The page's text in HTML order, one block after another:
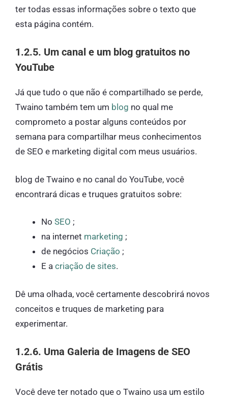
ter todas essas informações sobre o texto que
esta página contém.
1.2.5. Um canal e um blog gratuitos no
YouTube
Já que tudo o que não é compartilhado se perde,
Twaino também tem um blog no qual me
comprometo a postar alguns conteúdos por
semana para compartilhar meus conhecimentos
de SEO e marketing digital com meus usuários.
blog de Twaino e no canal do YouTube, você
encontrará dicas e truques gratuitos sobre:
No ​​SEO ;
na internet marketing ;
de negócios Criação ;
E a criação de sites.
Dê uma olhada, você certamente descobrirá novos
conceitos e truques de marketing para
experimentar.
1.2.6. Uma Galeria de Imagens de SEO
Grátis
Você deve ter notado que o Twaino usa um estilo